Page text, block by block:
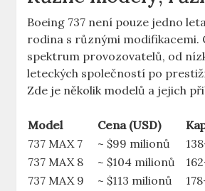
Boeing 737 není ‌pouze jedno
rodina s ‌různými modifikacemi.
spektrum provozovatelů, od
leteckých společností po
Zde‌ je ‍několik modelů a jejich
Model Cena (USD)
737 MAX 7
~ $99 milionů
737 MAX 8
~ $104 milionů
737 MAX 9
~ ‍$113 milionů